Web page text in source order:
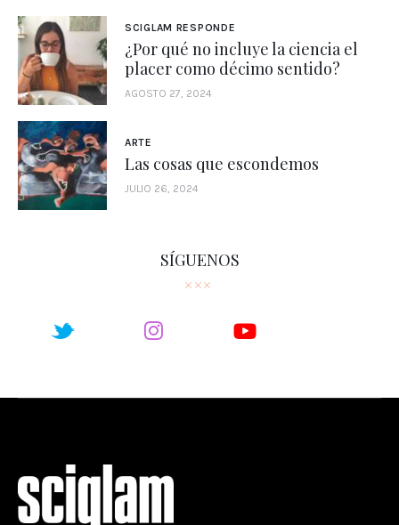
SCIGLAM RESPONDE
¿Por qué no incluye la ciencia el
placer como décimo sentido?
AGOSTO 27, 2024
ARTE
Las cosas que escondemos
JULIO 26, 2024
SÍGUENOS